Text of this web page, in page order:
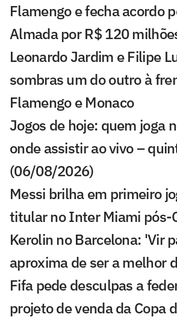
Flamengo e fecha acordo
Almada por R$ 120
Leonardo Jardim e Filipe
sombras um do outro à
Flamengo e Monaco
Jogos de hoje: quem joga
onde assistir ao vivo –
(06/08/2026)
Messi brilha em primeiro
titular no Inter Miami pós-
Kerolin no Barcelona: 'Vir
aproxima de ser a melhor
Fifa pede desculpas a
projeto de venda da Copa